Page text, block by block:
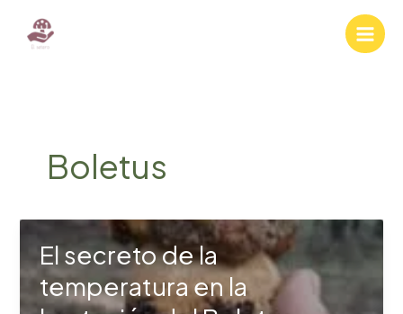
contenido
Boletus
El secreto de la
temperatura en la